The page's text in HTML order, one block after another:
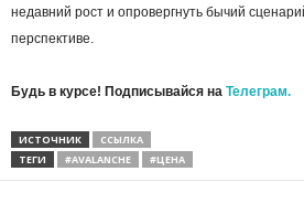
недавний рост и опровергнуть бычий
перспективе.
Будь в курсе! Подписывайся на Телеграм.
ИСТОЧНИК
ССЫЛКА
ТЕГИ
#AVALANCHE #ЦЕНА